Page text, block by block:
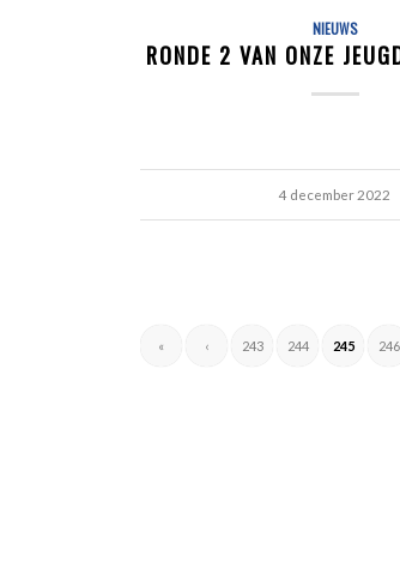
NIEUWS
RONDE 2 VAN ONZE
4 december 2022
« ‹ 243 244 245 246